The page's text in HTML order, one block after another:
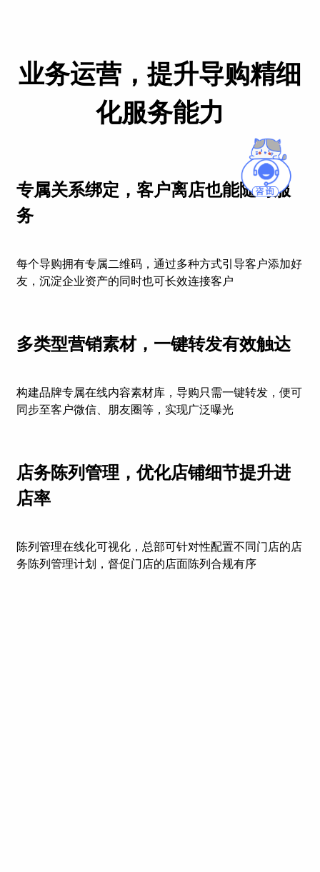
业务运营，提升导购精细
化服务能力
专属关系绑定，客户离店也能随时服
务
每个导购拥有专属二维码，通过多种方式引导客户添加好
友，沉淀企业资产的同时也可长效连接客户
多类型营销素材，一键转发有效触达
构建品牌专属在线内容素材库，导购只需一键转发，便可
同步至客户微信、朋友圈等，实现广泛曝光
店务陈列管理，优化店铺细节提升进
店率
陈列管理在线化可视化，总部可针对性配置不同门店的店
务陈列管理计划，督促门店的店面陈列合规有序